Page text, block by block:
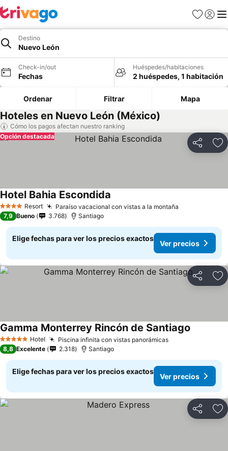
Favoritos
Iniciar
Destino
Nuevo León
Check-in/out
Fechas
Huéspedes/habitaciones
2 huéspedes, 1 habitación
Ordenar Filtrar Mapa
Hoteles en Nuevo León (México)
Cómo los pagos afectan nuestro ranking
Compartir
Opción destacada
4 EstrellasResort Paraíso vacacional con vistas a la montaña
Hotel Bahia Escondida
7,9 Bueno 3.768 Santiago
Elige fechas para ver los precios exactos
Ver precios
Compartir
5 Estrellas Hotel Piscina infinita con vistas panorámicasVer precios
Gamma Monterrey Rincón de Santiago
8,8 Excelente 2.318 Santiago
Elige fechas para ver los precios exactos
Ver precios
Compartir